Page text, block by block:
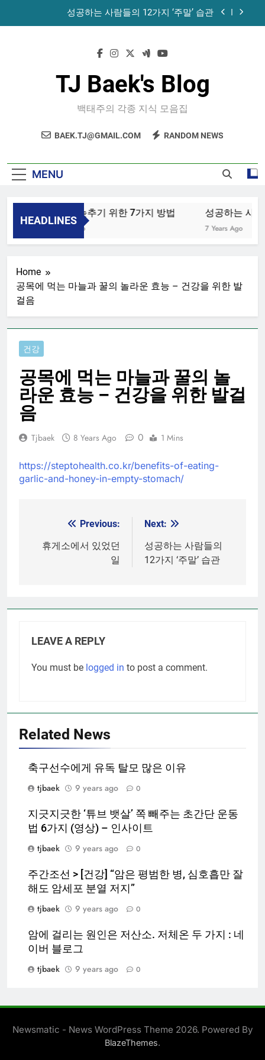
성공하는 사람들의 12가지 ‘주말’ 습관
노화를 늦추기 위한 7가지 방법
성공하는 사람들의 12가지 ‘주말’ 습관
공목에 먹는 마늘과 꿀의 놀라운 효능 – 건강을 위
TJ Baek's Blog
백태주의 각종 지식 모음집
BAEK.TJ@GMAIL.COM RANDOM NEWS
MENU
HEADLINES
노화를 늦추기 위한 7가지 방법
4 Years Ago
성공하는 사람
7 Years Ago
Home
공목에 먹는 마늘과 꿀의 놀라운 효능 – 건강을 위한 발
걸음
건강
공목에 먹는 마늘과 꿀의 놀
라운 효능 – 건강을 위한 발걸
음
Tjbaek 8 Years Ago 0 1 Mins
https://steptohealth.co.kr/benefits-of-eating-
garlic-and-honey-in-empty-stomach/
navigation
Previous:
휴게소에서 있었던
일
Next:
성공하는 사람들의
12가지 ‘주말’ 습관
LEAVE A REPLY
You must be logged in to post a comment.
Related News
축구선수에게 유독 탈모 많은 이유
tjbaek
9 years ago 0
지긋지긋한 ‘튜브 뱃살’ 쪽 빼주는 초간단 운동
법 6가지 (영상) – 인사이트
tjbaek
9 years ago 0
주간조선 > [건강] “암은 평범한 병, 심호흡만 잘
해도 암세포 분열 저지”
tjbaek
9 years ago 0
암에 걸리는 원인은 저산소. 저체온 두 가지 : 네
이버 블로그
tjbaek
9 years ago 0
Newsmatic - News WordPress Theme 2026. Powered By
BlazeThemes.